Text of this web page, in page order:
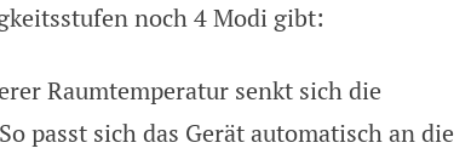
noch 4 Modi gibt:
Raumtemperatur senkt sich die
passt sich das Gerät automatisch an die